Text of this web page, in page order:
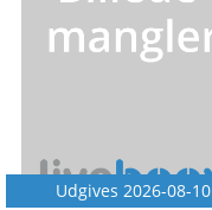
Udgives 2026-08-10